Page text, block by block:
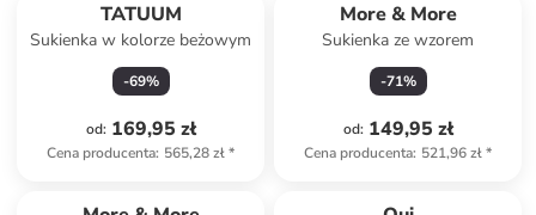
TATUUM
Sukienka w kolorze beżowym
-69%
od: 169,95 zł
Cena producenta: 565,28 zł*
More & More
Sukienka ze wzorem
-71%
od: 149,95 zł
Cena producenta: 521,96 zł*